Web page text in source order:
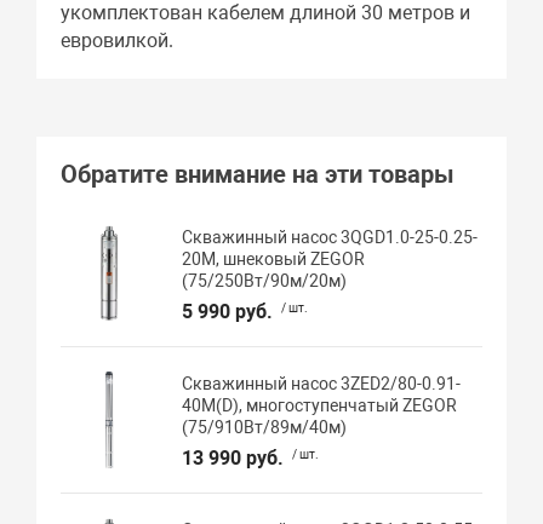
укомплектован кабелем длиной 30 метров и
евровилкой.
Обратите внимание на эти товары
Скважинный насос 3QGD1.0-25-0.25-
20M, шнековый ZEGOR
(75/250Вт/90м/20м)
5 990 руб. / шт.
Скважинный насос 3ZED2/80-0.91-
40M(D), многоступенчатый ZEGOR
(75/910Вт/89м/40м)
13 990 руб. / шт.